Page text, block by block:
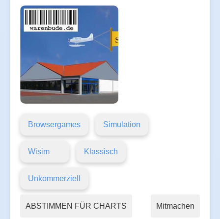
Browsergames Simulation
Wisim Klassisch
Unkommerziell
ABSTIMMEN FÜR CHARTS Mitmachen